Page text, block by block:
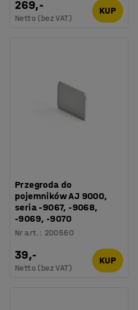
269,-
Netto (bez VAT)
KUP
Przegroda do
pojemników AJ 9000,
seria -9067, -9068,
-9069, -9070
Nr art. : 200560
39,-
Netto (bez VAT)
KUP